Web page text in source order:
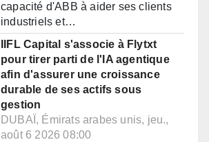
capacité d'ABB à aider ses clients
industriels et…
IIFL Capital s'associe à Flytxt
pour tirer parti de l'IA agentique
afin d'assurer une croissance
durable de ses actifs sous
gestion
DUBAÏ, Émirats arabes unis, jeu.,
août 6 2026 08:00